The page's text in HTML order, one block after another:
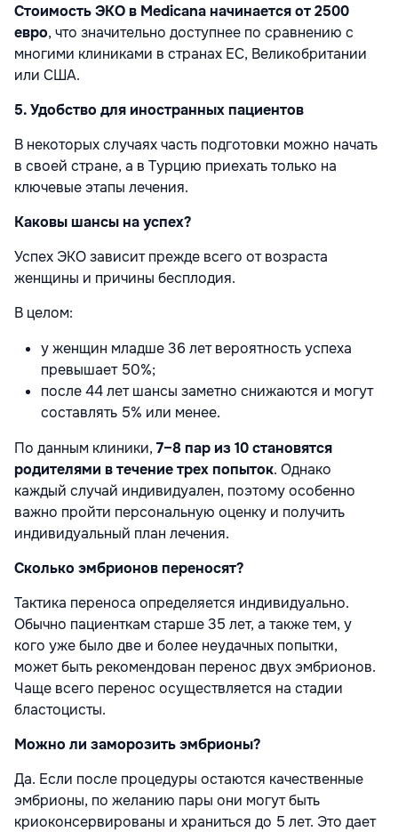
Стоимость ЭКО в Medicana начинается от 2500
евро, что значительно доступнее по сравнению с
многими клиниками в странах ЕС, Великобритании
или США.
5. Удобство для иностранных пациентов
В некоторых случаях часть подготовки можно начать
в своей стране, а в Турцию приехать только на
ключевые этапы лечения.
Каковы шансы на успех?
Успех ЭКО зависит прежде всего от возраста
женщины и причины бесплодия.
В целом:
у женщин младше 36 лет вероятность успеха
превышает 50%;
после 44 лет шансы заметно снижаются и могут
составлять 5% или менее.
По данным клиники, 7–8 пар из 10 становятся
родителями в течение трех попыток. Однако
каждый случай индивидуален, поэтому особенно
важно пройти персональную оценку и получить
индивидуальный план лечения.
Сколько эмбрионов переносят?
Тактика переноса определяется индивидуально.
Обычно пациенткам старше 35 лет, а также тем, у
кого уже было две и более неудачных попытки,
может быть рекомендован перенос двух эмбрионов.
Чаще всего перенос осуществляется на стадии
бластоцисты.
Можно ли заморозить эмбрионы?
Да. Если после процедуры остаются качественные
эмбрионы, по желанию пары они могут быть
криоконсервированы и храниться до 5 лет. Это дает